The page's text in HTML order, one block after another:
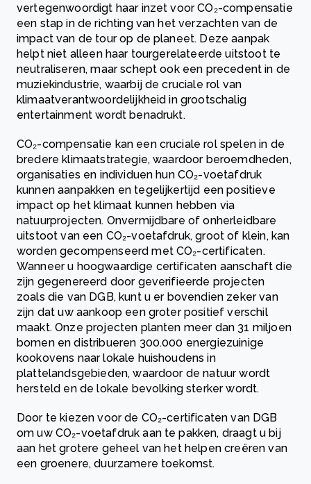
vertegenwoordigt haar inzet voor CO₂-compensatie
een stap in de richting van het verzachten van de
impact van de tour op de planeet. Deze aanpak
helpt niet alleen haar tourgerelateerde uitstoot te
neutraliseren, maar schept ook een precedent in de
muziekindustrie, waarbij de cruciale rol van
klimaatverantwoordelijkheid in grootschalig
entertainment wordt benadrukt.
CO₂-compensatie kan een cruciale rol spelen in de
bredere klimaatstrategie, waardoor beroemdheden,
organisaties en individuen hun CO₂-voetafdruk
kunnen aanpakken en tegelijkertijd een positieve
impact op het klimaat kunnen hebben via
natuurprojecten. Onvermijdbare of onherleidbare
uitstoot van een CO₂-voetafdruk, groot of klein, kan
worden gecompenseerd met CO₂-certificaten.
Wanneer u hoogwaardige certificaten aanschaft die
zijn gegenereerd door geverifieerde projecten
zoals die van DGB, kunt u er bovendien zeker van
zijn dat uw aankoop een groter positief verschil
maakt. Onze projecten planten meer dan 31 miljoen
bomen en distribueren 300.000 energiezuinige
kookovens naar lokale huishoudens in
plattelandsgebieden, waardoor de natuur wordt
hersteld en de lokale bevolking sterker wordt.
Door te kiezen voor de CO₂-certificaten van DGB
om uw CO₂-voetafdruk aan te pakken, draagt u bij
aan het grotere geheel van het helpen creëren van
een groenere, duurzamere toekomst.